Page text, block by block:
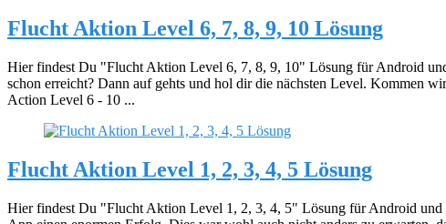
Flucht Aktion Level 6, 7, 8, 9, 10 Lösung
Hier findest Du "Flucht Aktion Level 6, 7, 8, 9, 10" Lösung für Android
schon erreicht? Dann auf gehts und hol dir die nächsten Level. Kommen
Action Level 6 - 10 ...
Flucht Aktion Level 1, 2, 3, 4, 5 Lösung
Hier findest Du "Flucht Aktion Level 1, 2, 3, 4, 5" Lösung für Android und